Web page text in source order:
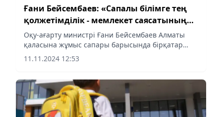
Ғани Бейсембаев: «Сапалы білімге тең
қолжетімділік - мемлекет саясатының
басым бағыты»
Оқу-ағарту министрі Ғани Бейсембаев Алматы
қаласына жұмыс сапары барысында бірқатар
білім беру ұйымдарын аралап, педагогикалық
қауымдастықпен, оқушылармен, білім саласының
11.11.2024 12:53